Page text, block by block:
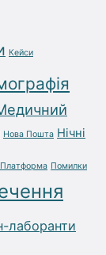
Кейси
Нова Пошта Нічні
Платформа Помилки
лаборанти